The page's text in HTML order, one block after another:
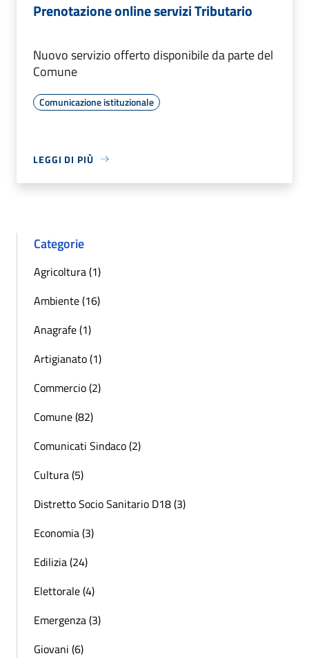
Prenotazione online servizi Tributario
Nuovo servizio offerto disponibile da parte del
Comune
Comunicazione istituzionale
LEGGI DI PIÙ
Categorie
Agricoltura (1)
Ambiente (16)
Anagrafe (1)
Artigianato (1)
Commercio (2)
Comune (82)
Comunicati Sindaco (2)
Cultura (5)
Distretto Socio Sanitario D18 (3)
Economia (3)
Edilizia (24)
Elettorale (4)
Emergenza (3)
Giovani (6)